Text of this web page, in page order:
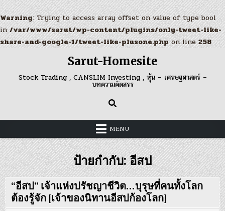
Warning: Trying to access array offset on value of type bool
in/var/www/sarut/wp-content/plugins/only-tweet-like-
share-and-google-1/tweet-like-plusone.phpon line258
content
Sarut-Homesite
Stock Trading , CANSLIM Investing , หุ้น – เศรษฐศาสตร์ –
บทความคัดสรร
MENU
ป้ายกำกับ:อีสป
“อีสป” เจ้าแห่งปรัชญาชีวิต…บุรุษที่คนทั้งโลก
ต้องรู้จัก [เจ้าของนิทานอีสปก้องโลก]